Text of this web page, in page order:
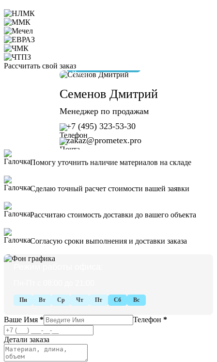
Рассчитать свой заказ
Семенов Дмитрий
Менеджер по продажам
+7 (495) 323-53-30
zakaz@prometex.pro
Ваше Имя * Телефон *
Детали заказа
Помогу уточнить наличие материалов на складе
Сделаю точный расчет стоимости вашей заявки
Рассчитаю стоимость доставки до вашего объекта
Согласую сроки выполнения и доставки заказа
Пн Вт Ср Чт Пт Сб Вс